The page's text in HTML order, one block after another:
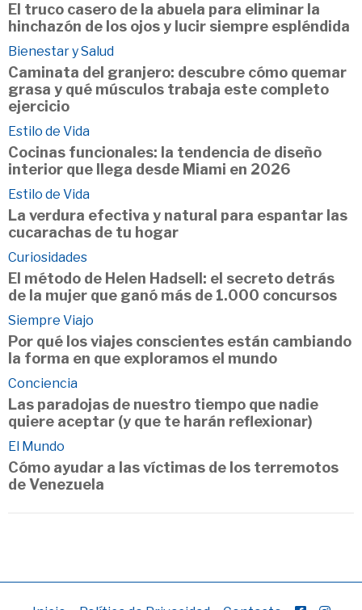
El truco casero de la abuela para eliminar la
hinchazón de los ojos y lucir siempre espléndida
Bienestar y Salud
Caminata del granjero: descubre cómo quemar
grasa y qué músculos trabaja este completo
ejercicio
Estilo de Vida
Cocinas funcionales: la tendencia de diseño
interior que llega desde Miami en 2026
Estilo de Vida
La verdura efectiva y natural para espantar las
cucarachas de tu hogar
Curiosidades
El método de Helen Hadsell: el secreto detrás
de la mujer que ganó más de 1.000 concursos
Siempre Viajo
Por qué los viajes conscientes están cambiando
la forma en que exploramos el mundo
Conciencia
Las paradojas de nuestro tiempo que nadie
quiere aceptar (y que te harán reflexionar)
El Mundo
Cómo ayudar a las víctimas de los terremotos
de Venezuela